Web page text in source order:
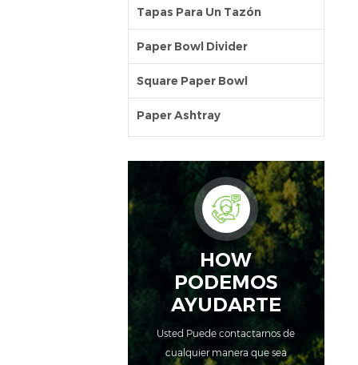
Tapas Para Un Tazón
Paper Bowl Divider
Square Paper Bowl
Paper Ashtray
HOW
PODEMOS
AYUDARTE
Usted Puede contactarnos de
cualquier manera que sea